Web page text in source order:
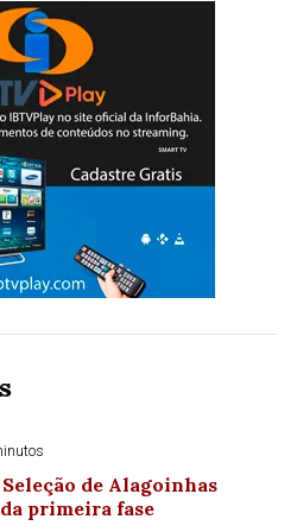
de Alagoinhas
primeira fase